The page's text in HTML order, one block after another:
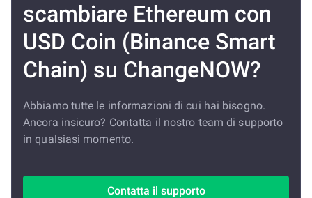
scambiare Ethereum con
USD Coin (Binance Smart
Chain) su ChangeNOW?
Abbiamo tutte le informazioni di cui hai bisogno.
Ancora insicuro? Contatta il nostro team di supporto
in qualsiasi momento.
Contatta il supporto